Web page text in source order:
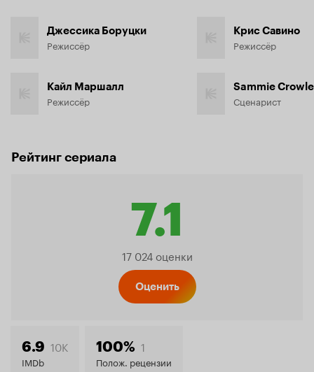
Джессика Боруцки
Режиссёр
Кайл Маршалл
Режиссёр
Крис Савино
Режиссёр
Sammie
Сценарист
Рейтинг сериала
7.1
17 024 оценки
Оценить
6.9 10K
IMDb
100% 1
Полож. рецензии